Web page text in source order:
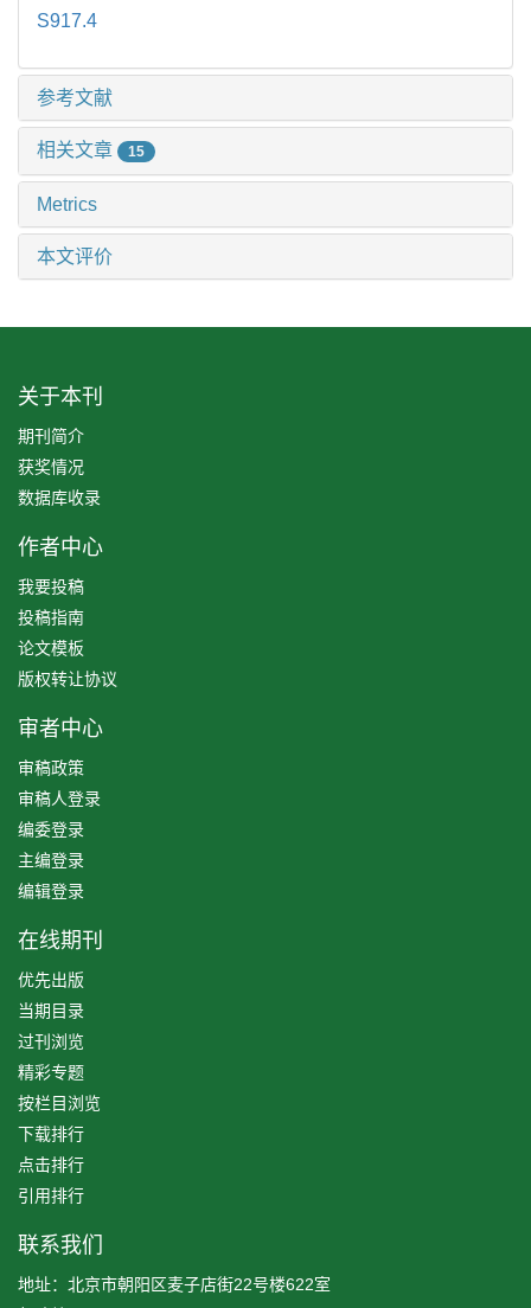
S917.4
参考文献
相关文章 15
Metrics
本文评价
关于本刊
期刊简介
获奖情况
数据库收录
作者中心
我要投稿
投稿指南
论文模板
版权转让协议
审者中心
审稿政策
审稿人登录
编委登录
主编登录
编辑登录
在线期刊
优先出版
当期目录
过刊浏览
精彩专题
按栏目浏览
下载排行
点击排行
引用排行
联系我们
地址：北京市朝阳区麦子店街22号楼622室